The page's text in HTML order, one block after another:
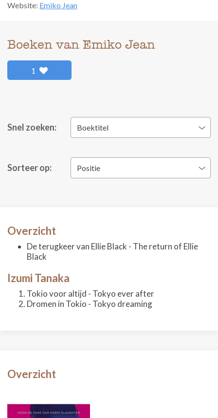
Website: Emiko Jean
Boeken van Emiko Jean
1
Snel zoeken: Boektitel
Sorteer op: Positie
Overzicht
De terugkeer van Ellie Black - The return of Ellie
Black
Izumi Tanaka
Tokio voor altijd - Tokyo ever after
Dromen in Tokio - Tokyo dreaming
Overzicht